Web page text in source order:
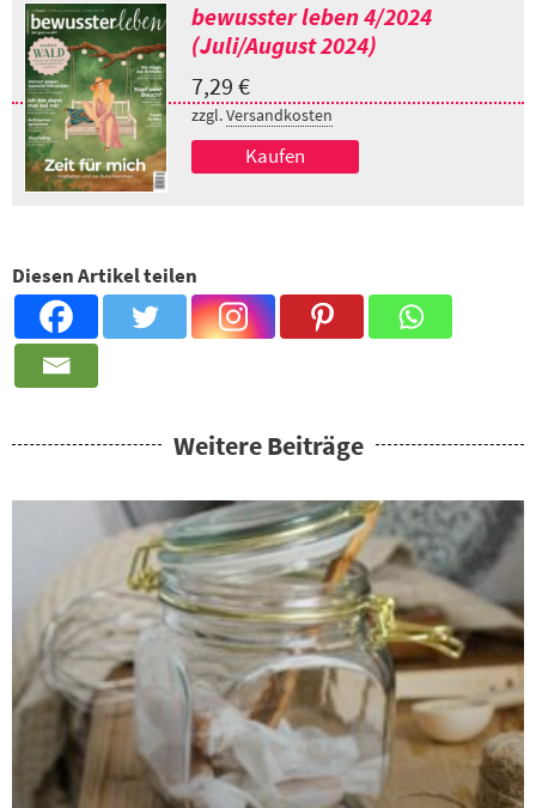
bewusster leben 4/2024
(Juli/August 2024)
7,29 €
zzgl.Versandkosten
Kaufen
Diesen Artikel teilen
Weitere Beiträge